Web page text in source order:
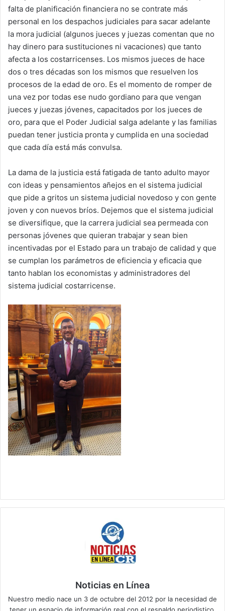
falta de planificación financiera no se contrate más
personal en los despachos judiciales para sacar adelante
la mora judicial (algunos jueces y juezas comentan que no
hay dinero para sustituciones ni vacaciones) que tanto
afecta a los costarricenses. Los mismos jueces de hace
dos o tres décadas son los mismos que resuelven los
procesos de la edad de oro. Es el momento de romper de
una vez por todas ese nudo gordiano para que vengan
jueces y juezas jóvenes, capacitados por los jueces de
oro, para que el Poder Judicial salga adelante y las familias
puedan tener justicia pronta y cumplida en una sociedad
que cada día está más convulsa.
La dama de la justicia está fatigada de tanto adulto mayor
con ideas y pensamientos añejos en el sistema judicial
que pide a gritos un sistema judicial novedoso y con gente
joven y con nuevos bríos. Dejemos que el sistema judicial
se diversifique, que la carrera judicial sea permeada con
personas jóvenes que quieran trabajar y sean bien
incentivadas por el Estado para un trabajo de calidad y que
se cumplan los parámetros de eficiencia y eficacia que
tanto hablan los economistas y administradores del
sistema judicial costarricense.
Noticias en Línea
Nuestro medio nace un 3 de octubre del 2012 por la necesidad de
tener un espacio de información real con el respaldo periodistico.